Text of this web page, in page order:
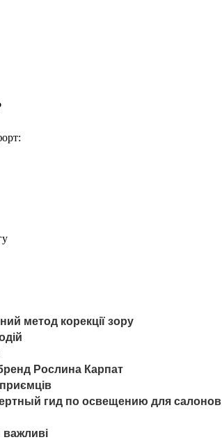
метод корекції зору
Рослина Карпат
гид по освещению для салонов